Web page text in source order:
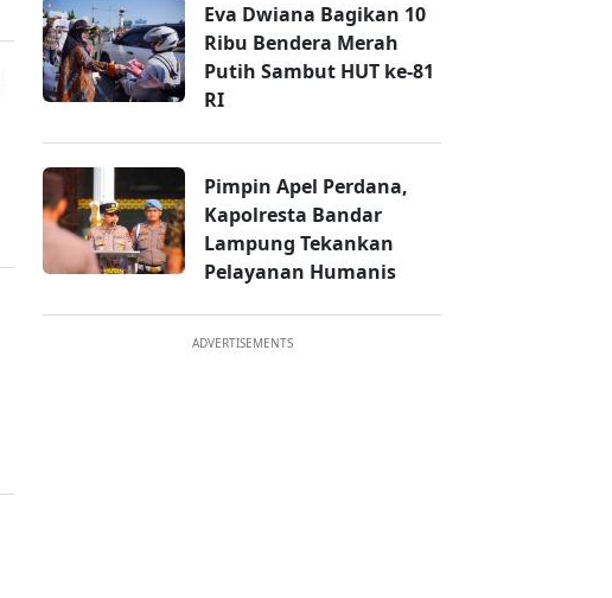
Eva Dwiana Bagikan 10
Ribu Bendera Merah
Putih Sambut HUT ke-81
RI
Pimpin Apel Perdana,
Kapolresta Bandar
Lampung Tekankan
Pelayanan Humanis
ADVERTISEMENTS